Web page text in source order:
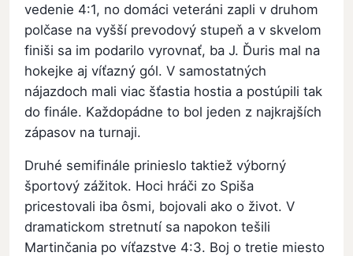
vedenie 4:1, no domáci veteráni zapli v druhom
polčase na vyšší prevodový stupeň a v skvelom
finiši sa im podarilo vyrovnať, ba J. Ďuris mal na
hokejke aj víťazný gól. V samostatných
nájazdoch mali viac šťastia hostia a postúpili tak
do finále. Každopádne to bol jeden z najkrajších
zápasov na turnaji.
Druhé semifinále prinieslo taktiež výborný
športový zážitok. Hoci hráči zo Spiša
pricestovali iba ôsmi, bojovali ako o život. V
dramatickom stretnutí sa napokon tešili
Martinčania po víťazstve 4:3. Boj o tretie miesto